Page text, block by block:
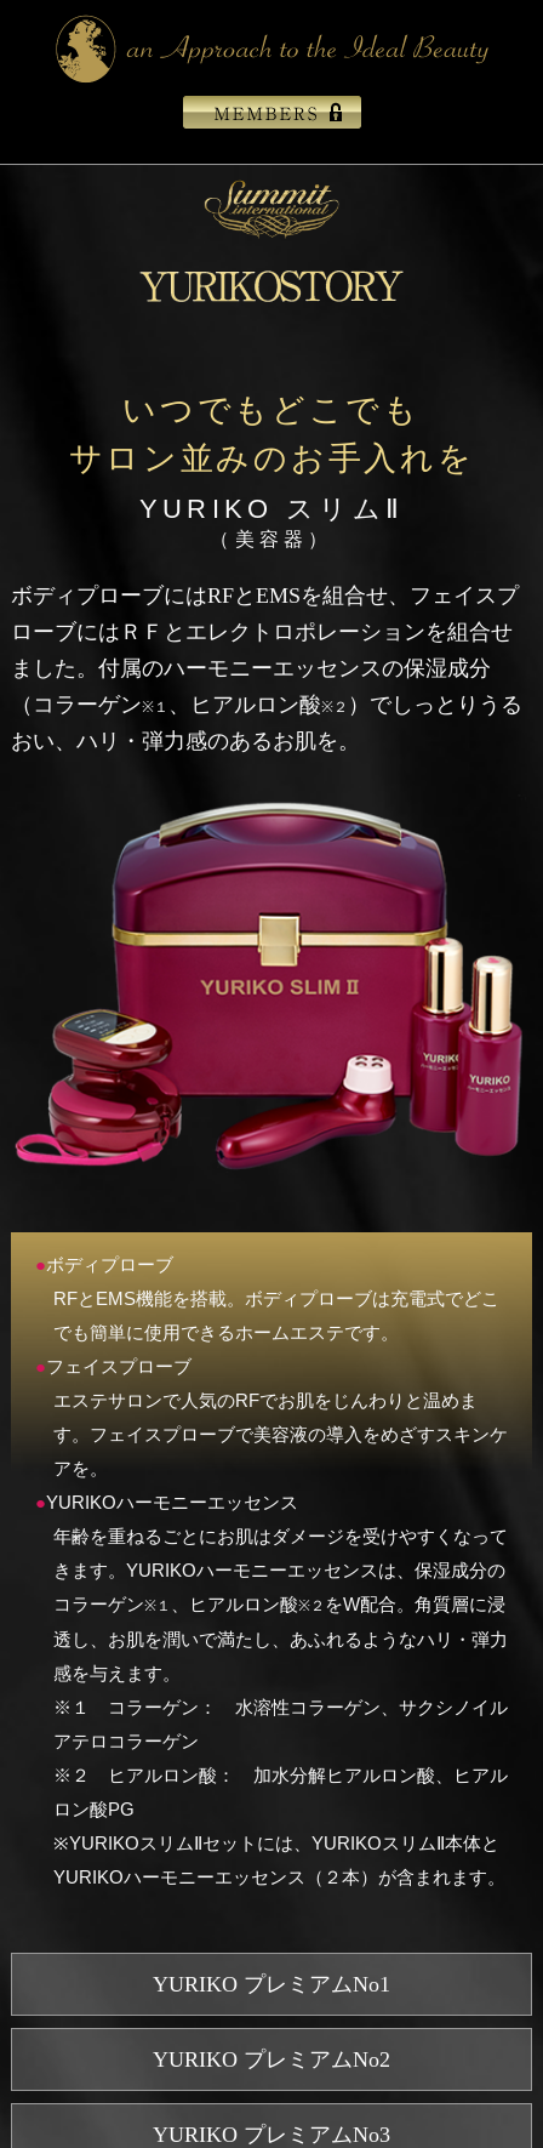
いつでもどこでも
サロン並みのお手入れを
YURIKO スリムⅡ
（美容器）
ボディプローブにはRFとEMSを組合せ、フェイスプ
ローブにはＲＦとエレクトロポレーションを組合せ
ました。付属のハーモニーエッセンスの保湿成分
（コラーゲン※１ 、ヒアルロン酸※２ ）でしっとりうる
おい、ハリ・弾力感のあるお肌を。
ボディプローブ
RFとEMS機能を搭載。ボディプローブは充電式でどこ
でも簡単に使用できるホームエステです。
フェイスプローブ
エステサロンで人気のRFでお肌をじんわりと温めま
す。フェイスプローブで美容液の導入をめざすスキンケ
アを。
YURIKOハーモニーエッセンス
年齢を重ねるごとにお肌はダメージを受けやすくなって
きます。YURIKOハーモニーエッセンスは、保湿成分の
コラーゲン※１ 、ヒアルロン酸※２ をW配合。角質層に浸
透し、お肌を潤いで満たし、あふれるようなハリ・弾力
感を与えます。
※１ コラーゲン： 水溶性コラーゲン、サクシノイル
アテロコラーゲン
※２ ヒアルロン酸： 加水分解ヒアルロン酸、ヒアル
ロン酸PG
※YURIKOスリムⅡセットには、YURIKOスリムⅡ本体と
YURIKOハーモニーエッセンス（２本）が含まれます。
YURIKO プレミアムNo1
YURIKO プレミアムNo2
YURIKO プレミアムNo3